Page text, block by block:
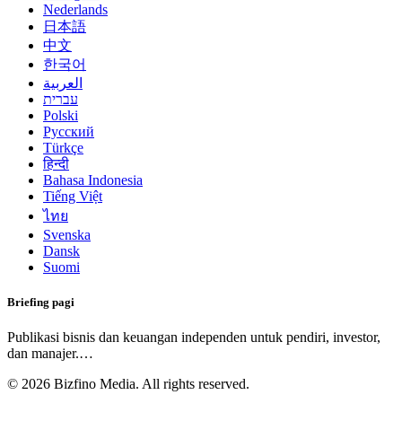
Nederlands
日本語
中文
한국어
العربية
עברית
Polski
Русский
Türkçe
हिन्दी
Bahasa Indonesia
Tiếng Việt
ไทย
Svenska
Dansk
Suomi
Briefing pagi
Publikasi bisnis dan keuangan independen untuk pendiri, investor,
dan manajer.…
© 2026 Bizfino Media. All rights reserved.